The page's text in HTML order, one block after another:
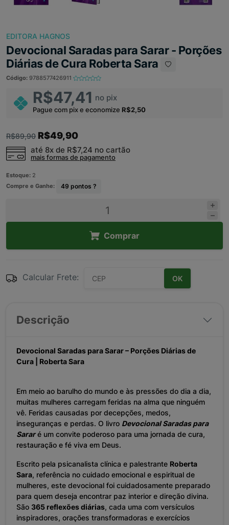
EDITORA HAGNOS
Devocional Saradas para Sarar - Porções
Diárias de Cura Roberta Sara
Código: 9788577426911
R$47,41 no pix
Pague com pix e economize R$2,50
R$89,90 R$49,90
até 8x de R$7,24 no cartão
mais formas de pagamento
Estoque: 2
Compre e Ganhe:
49 pontos ?
Comprar
Calcular Frete: OK
Descrição
Devocional Saradas para Sarar – Porções Diárias de
Cura | Roberta Sara
Em meio ao barulho do mundo e às pressões do dia a dia,
muitas mulheres carregam feridas na alma que ninguém
vê. Feridas causadas por decepções, medos,
inseguranças e perdas. O livro Devocional Saradas para
Sararé um convite poderoso para uma jornada de cura,
restauração e fé viva em Deus.
Escrito pela psicanalista clínica e palestrante Roberta
Sara, referência no cuidado emocional e espiritual de
mulheres, este devocional foi cuidadosamente preparado
para quem deseja encontrar paz interior e direção divina.
São 365 reflexões diárias, cada uma com versículos
inspiradores, orações transformadoras e exercícios